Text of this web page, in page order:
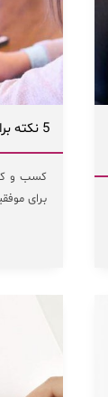
5 نکته برای ساخت یک کسب و کار آنلاین موفق
کسب و
برای